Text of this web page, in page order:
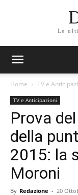
Le
Home TV e
TV e Anticipazioni
Prova
della
2015: la
Moroni
By Redazione - 20